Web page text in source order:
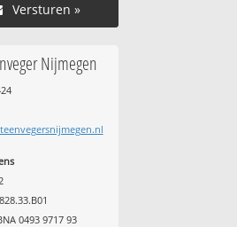
Versturen »
Nijmegen
0493 9717 93